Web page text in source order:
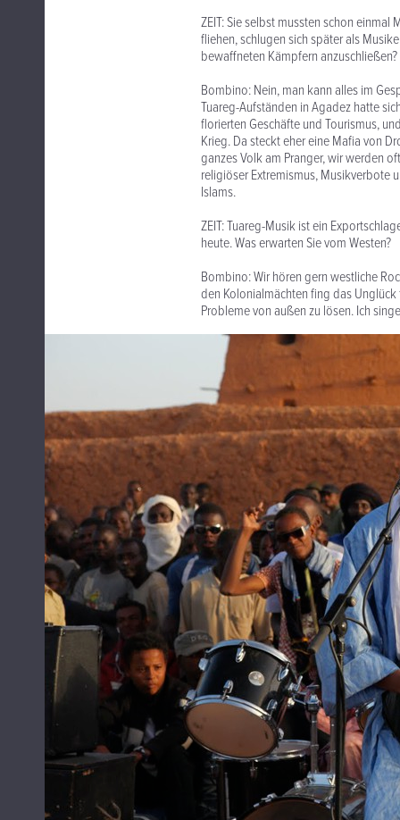
ZEIT: Sie selbst mussten schon
fliehen, schlugen sich später als
bewaffneten Kämpfern anzuschließen?
Bombino: Nein, man kann alles im
Tuareg-Aufständen in Agadez hatte
florierten Geschäfte und Tourismus,
Krieg. Da steckt eher eine Mafia von
ganzes Volk am Pranger, wir werden
religiöser Extremismus, Musikverbote
Islams.
ZEIT: Tuareg-Musik ist ein
heute. Was erwarten Sie vom Westen?
Bombino: Wir hören gern westliche
den Kolonialmächten fing das Unglück
Probleme von außen zu lösen. Ich